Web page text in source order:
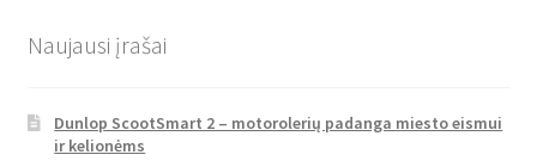
Naujausi įrašai
Dunlop ScootSmart 2 – motorolerių padanga miesto eismui
ir kelionėms